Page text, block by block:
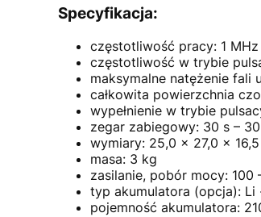
Specyfikacja:
częstotliwość pracy: 1
częstotliwość w trybie
maksymalne natężenie
całkowita powierzchnia
wypełnienie w trybie
zegar zabiegowy: 30 s –
wymiary: 25,0 x 27,0 x
masa: 3 kg
zasilanie, pobór mocy: 100
typ akumulatora (opcja): Li
pojemność akumulatora: